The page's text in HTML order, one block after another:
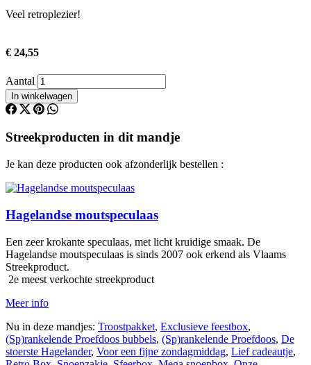
Veel retroplezier!
€ 24,55
Aantal
Facebook
X Pinterest
Streekproducten in dit mandje
Je kan deze producten ook afzonderlijk bestellen :
Afbeelding
Hagelandse moutspeculaas
Een zeer krokante speculaas, met licht kruidige smaak. De
Hagelandse moutspeculaas is sinds 2007 ook erkend als Vlaams
Streekproduct.
2e meest verkochte streekproduct
Meer info
Nu in deze mandjes: Troostpakket, Exclusieve feestbox,
(Sp)rankelende Proefdoos bubbels, (Sp)rankelende Proefdoos, De
stoerste Hagelander, Voor een fijne zondagmiddag, Lief cadeautje,